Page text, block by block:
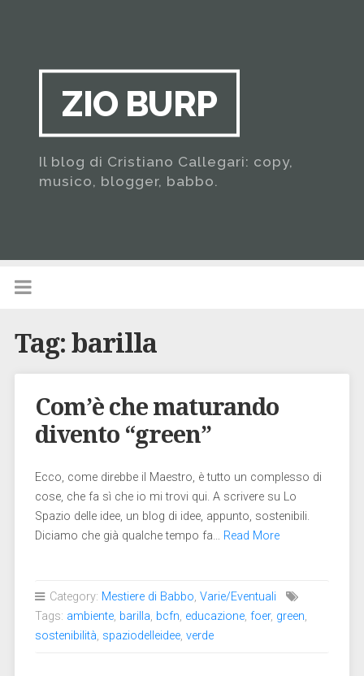
ZIO BURP
Il blog di Cristiano Callegari: copy,
musico, blogger, babbo.
Tag: barilla
Com’è che maturando
divento “green”
Ecco, come direbbe il Maestro, è tutto un complesso di
cose, che fa sì che io mi trovi qui. A scrivere su Lo
Spazio delle idee, un blog di idee, appunto, sostenibili.
Diciamo che già qualche tempo fa… Read More
Category: Mestiere di Babbo, Varie/Eventuali
Tags: ambiente, barilla, bcfn, educazione, foer, green,
sostenibilità, spaziodelleidee, verde